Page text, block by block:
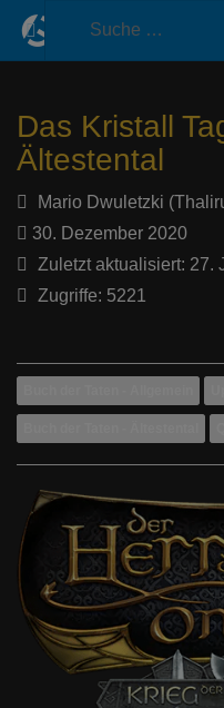
Das Kristall
Ältestental
Mario Dwuletzki
30. Dezember 2020
Zuletzt aktualisiert: 27.
Zugriffe: 5221